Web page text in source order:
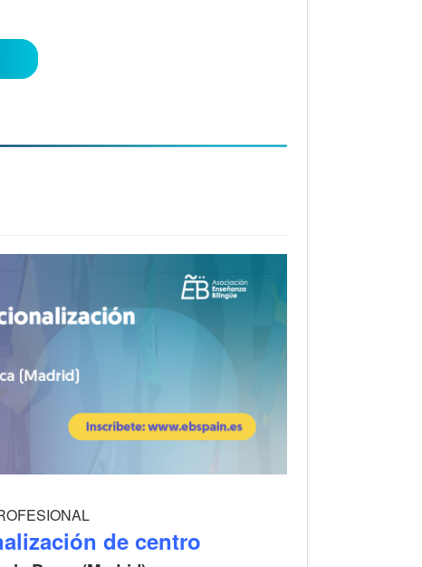
de centro